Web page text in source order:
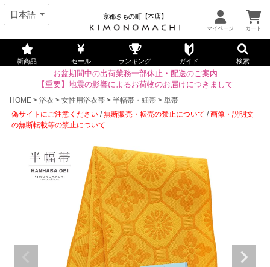
京都きもの町【本店】
新商品 セール ランキング ガイド 検索
お盆期間中の出荷業務一部休止・配送のご案内
【重要】地震の影響によるお荷物のお届けにつきまして
HOME
浴衣 女性用浴衣帯 半幅帯・細帯
単帯
偽サイトにご注意ください /無断販売・転売の禁止について /画像・説明文
の無断転載等の禁止について